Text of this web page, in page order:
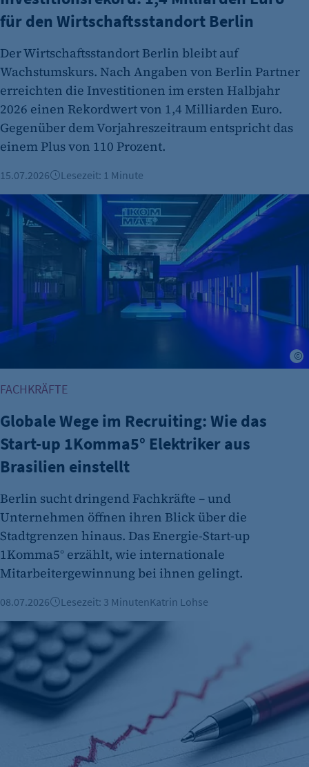
für den Wirtschaftsstandort Berlin
Der Wirtschaftsstandort Berlin bleibt auf
Wachstumskurs. Nach Angaben von Berlin Partner
erreichten die Investitionen im ersten Halbjahr
2026 einen Rekordwert von 1,4 Milliarden Euro.
Gegenüber dem Vorjahreszeitraum entspricht das
einem Plus von 110 Prozent.
15.07.2026 Lesezeit: 1 Minute
Globale Wege im Recruiting: Wie das Start-up 1Komma5°
FACHKRÄFTE
Globale Wege im Recruiting: Wie das
Start-up 1Komma5° Elektriker aus
Brasilien einstellt
Berlin sucht dringend Fachkräfte – und
Unternehmen öffnen ihren Blick über die
Stadtgrenzen hinaus. Das Energie-Start-up
1Komma5° erzählt, wie internationale
Mitarbeitergewinnung bei ihnen gelingt.
08.07.2026 Lesezeit: 3 MinutenKatrin Lohse
Arbeitsmarkt: Arbeitslosenquote weiter bei über 10 Prozent